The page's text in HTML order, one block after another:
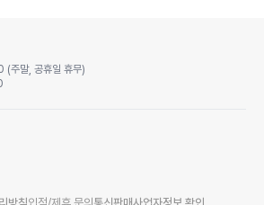
말, 공휴일 휴무)
방침입점/제휴 문의통신판매사업자정보 확인